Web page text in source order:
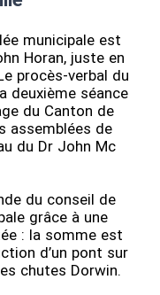
municipale est
Horan, juste en
procès-verbal du
deuxième séance
du Canton de
assemblées de
du Dr John Mc
du conseil de
grâce à une
: la somme est
d’un pont sur
chutes Dorwin.